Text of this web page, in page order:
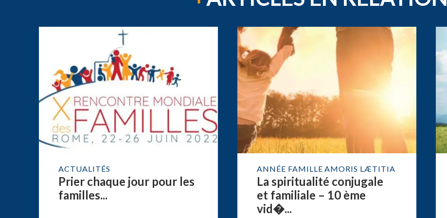
ACTUALITÉS
Prier chaque jour pour les
familles...
ANNÉE FAMILLE AMORIS LÆTITIA
La spiritualité conjugale
et familiale – 10 ème
vid�...